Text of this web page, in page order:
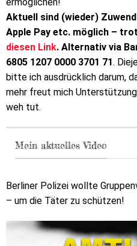
Aktuell sind (wieder)
Apple Pay etc. möglich –
diesen Link. Alternativ via
6805 1207 0000 3701 71.
bitte ich ausdrücklich darum,
mehr freut mich
weh tut.
Mein aktuelles Video
Berliner Polizei wollte
– um die Täter zu schützen!